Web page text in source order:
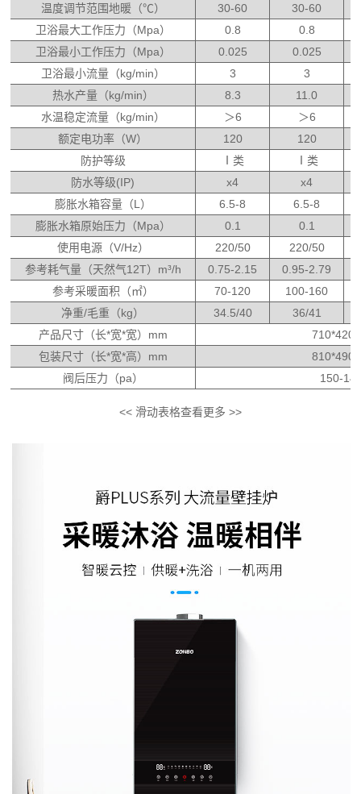
温度调节范围地暖（℃）
30-60
30-60
卫浴最大工作压力（Mpa）
0.8
0.8
卫浴最小工作压力（Mpa） 0.025
0.025
卫浴最小流量（kg/min）
3
3
热水产量（kg/min） 8.3
11.0
水温稳定流量（kg/min） ＞6
＞6
额定电功率（W）
120
120
防护等级
Ⅰ类
Ⅰ类
防水等级(IP) x4
x4
膨胀水箱容量（L）
6.5-8
6.5-8
膨胀水箱原始压力（Mpa）
0.1
0.1
使用电源（V/Hz）
220/50
220/50
参考耗气量（天然气12T）m³/h
0.75-2.15 0.95-2.79
参考采暖面积（㎡）
70-120 100-160
净重/毛重（kg）
34.5/40 36/41
产品尺寸（长*宽*宽）mm
包装尺寸（长*宽*高）mm
阀后压力（pa）
150-
<< 滑动表格查看更多 >>